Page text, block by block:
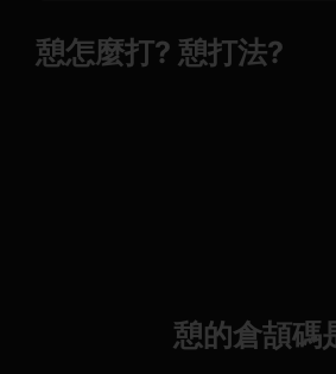
憩怎麼打? 憩打法?
憩的倉頡碼